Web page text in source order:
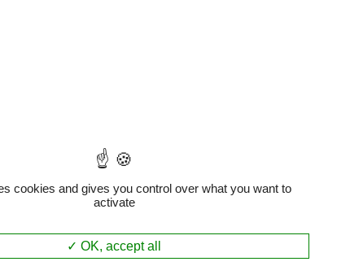
cookies and gives you control over what you want to
activate
OK, accept all